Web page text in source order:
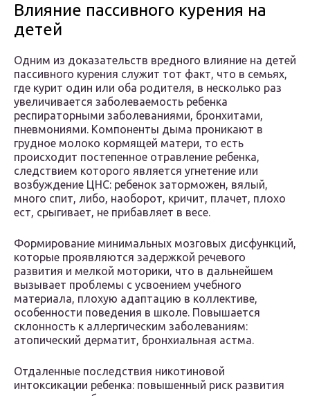
Влияние пассивного курения на
детей
Одним из доказательств вредного влияние на детей
пассивного курения служит тот факт, что в семьях,
где курит один или оба родителя, в несколько раз
увеличивается заболеваемость ребенка
респираторными заболеваниями, бронхитами,
пневмониями. Компоненты дыма проникают в
грудное молоко кормящей матери, то есть
происходит постепенное отравление ребенка,
следствием которого является угнетение или
возбуждение ЦНС: ребенок заторможен, вялый,
много спит, либо, наоборот, кричит, плачет, плохо
ест, срыгивает, не прибавляет в весе.
Формирование минимальных мозговых дисфункций,
которые проявляются задержкой речевого
развития и мелкой моторики, что в дальнейшем
вызывает проблемы с усвоением учебного
материала, плохую адаптацию в коллективе,
особенности поведения в школе. Повышается
склонность к аллергическим заболеваниям:
атопический дерматит, бронхиальная астма.
Отдаленные последствия никотиновой
интоксикации ребенка: повышенный риск развития